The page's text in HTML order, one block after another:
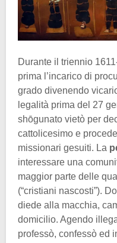
Durante il triennio
prima l’incarico di
grado divenendo
legalità prima del 27
shōgunato vietò per
cattolicesimo e
missionari gesuiti. La
interessare una
maggior parte delle
(“cristiani nascosti”).
diede alla macchia,
domicilio. Agendo
professò, confessò ed